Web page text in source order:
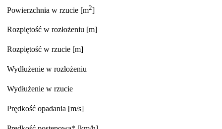
Powierzchnia w rzucie [m2]
Rozpiętość w rozłożeniu [m]
Rozpiętość w rzucie [m]
Wydłużenie w rozłożeniu
Wydłużenie w rzucie
Prędkość opadania [m/s]